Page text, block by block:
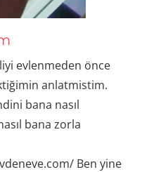
evlenmeden önce
anlatmistim.
bana nasıl
bana zorla
Ben yine